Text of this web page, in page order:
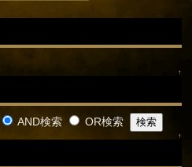
↑
AND検索 OR検索
↑